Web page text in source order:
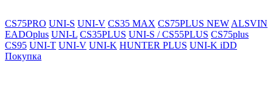
CS75PRO UNI-S UNI-V CS35 MAX CS75PLUS NEW ALSVIN
EADOplus UNI-L CS35PLUS UNI-S / CS55PLUS CS75plus
CS95 UNI-T UNI-V UNI-K HUNTER PLUS UNI-K iDD
Покупка